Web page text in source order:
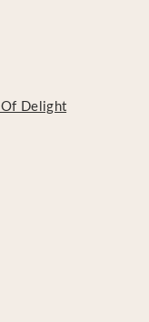
Of Delight